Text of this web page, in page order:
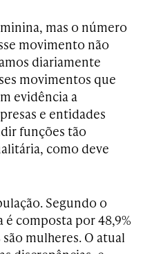
mas o número
movimento não
diariamente
movimentos que
evidência a
e entidades
funções tão
como deve
Segundo o
é composta por 48,9%
mulheres. O atual